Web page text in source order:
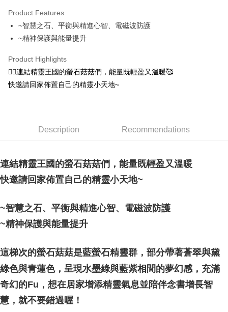
Apple Pay
JKOPAY
Easy Wallet
ATM Transfer
NT$80/order | Free shipping on orders of NT$3,000 or more
NT$80/order | Free shipping on orders of NT$3,000 or more
賣家宅配幫您送（台灣）
郵局幫你送（離島）
NT$80/order | Free shipping on orders of NT$3,000 or more
付款後門市自取
Product Features
~智慧之石、平衡與精進心智、電磁波防護
~精神保護與能量提升
Product Highlights
🧚‍♀️連結精靈王國的螢石菇菇們，能量既輕盈又溫暖🥰
快邀請回家佈置自己的精靈小天地~
Description Recommendations
連結精靈王國的螢石菇菇們，能量既輕盈又溫暖
快邀請回家佈置自己的精靈小天地~
~智慧之石、平衡與精進心智、電磁波防護
~精神保護與能量提升
這梯次的螢石菇菇是藍螢石精靈群，部分帶著蒼翠與黛
綠色與青蓮色，呈現水墨綠與藍紫相間的夢幻感，充滿
奇幻的Fu，想在居家增添精靈氣息並陪伴念書增長智
慧，就不要錯過喔！